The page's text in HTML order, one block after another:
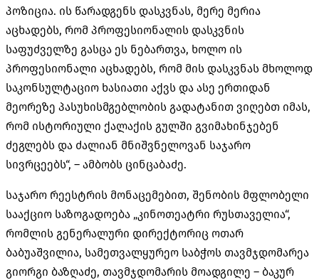
პოზიცია. ის წარადგენს დასკვნას, მერე მერია
აცხადებს, რომ პროფესიონალის დასკვნის
საფუძველზე გასცა ეს ნებართვა, ხოლო ის
პროფესიონალი აცხადებს, რომ მის დასკვნას მხოლოდ
საკონსულტაციო ხასიათი აქვს და ასე ერთიდან
მეორეზე პასუხისმგებლობის გადატანით ვიღებთ იმას,
რომ ისტორიული ქალაქის გულში გვიმახინჯებენ
ძეგლებს და ძალიან მნიშვნელოვან საჯარო
სივრცეებს“, – ამბობს ცინცაბაძე.
საჯარო რეესტრის მონაცემებით, შენობის მფლობელი
სააქციო საზოგადოება „კინოთეატრი რუსთაველია“,
რომლის გენერალური დირექტორიც ოთარ
ბაბუაშვილია, სამეთვალყურეო საბჭოს თავმჯდომარეა
გიორგი ბაზღაძე, თავმჯდომარის მოადგილე – ბაკურ